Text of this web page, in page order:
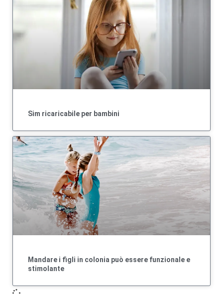
Sim ricaricabile per bambini
Mandare i figli in colonia può essere funzionale e
stimolante